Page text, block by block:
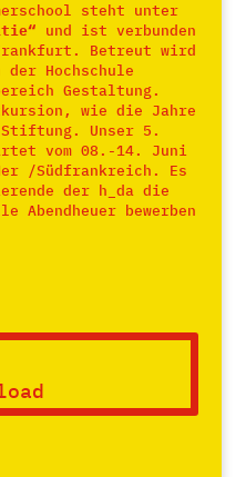
steht unter
und ist verbunden
Frankfurt. Betreut wird
Hochschule
Gestaltung.
wie die Jahre
Stiftung. Unser 5.
vom 08.-14. Juni
/Südfrankreich. Es
der h_da die
bewerben